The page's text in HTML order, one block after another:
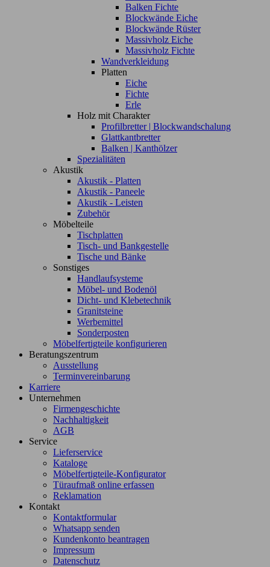
Balken Fichte
Blockwände Eiche
Blockwände Rüster
Massivholz Eiche
Massivholz Fichte
Wandverkleidung
Platten
Eiche
Fichte
Erle
Holz mit Charakter
Profilbretter | Blockwandschalung
Glattkantbretter
Balken | Kanthölzer
Spezialitäten
Akustik
Akustik - Platten
Akustik - Paneele
Akustik - Leisten
Zubehör
Möbelteile
Tischplatten
Tisch- und Bankgestelle
Tische und Bänke
Sonstiges
Handlaufsysteme
Möbel- und Bodenöl
Dicht- und Klebetechnik
Granitsteine
Werbemittel
Sonderposten
Möbelfertigteile konfigurieren
Beratungszentrum
Ausstellung
Terminvereinbarung
Karriere
Unternehmen
Firmengeschichte
Nachhaltigkeit
AGB
Service
Lieferservice
Kataloge
Möbelfertigteile-Konfigurator
Türaufmaß online erfassen
Reklamation
Kontakt
Kontaktformular
Whatsapp senden
Kundenkonto beantragen
Impressum
Datenschutz